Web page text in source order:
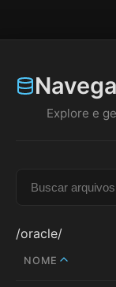
Explore e
/oracle/
NOME